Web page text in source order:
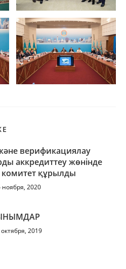
верификациялау
аккредиттеу жөнінде
құрылды
ноября, 2020
2019